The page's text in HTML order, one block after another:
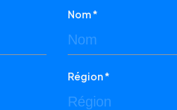
Nom *
Région *